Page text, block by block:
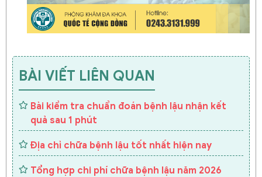
BÀI VIẾT LIÊN QUAN
Bài kiểm tra chuẩn đoán bệnh lậu nhận kết
quả sau 1 phút
Địa chỉ chữa bệnh lậu tốt nhất hiện nay
Tổng hợp chi phí chữa bệnh lậu năm 2026